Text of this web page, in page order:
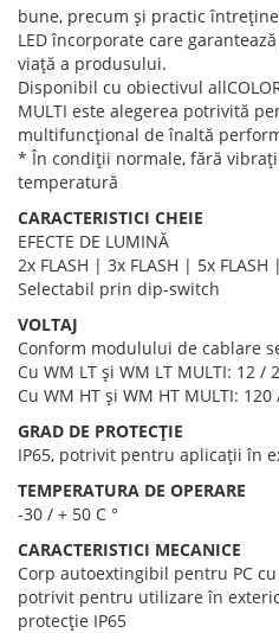
bune, precum și practic
LED încorporate care
viață a produsului.
Disponibil cu obiectivul allCOLOR
MULTI este alegerea potrivită
multifuncțional de înaltă
* În condiții normale, fără
temperatură
CARACTERISTICI CHEIE
EFECTE DE LUMINĂ
2x FLASH | 3x FLASH | 5x FLASH
Selectabil prin dip-switch
VOLTAJ
Conform modulului de cablare
Cu WM LT și WM LT MULTI: 12 /
Cu WM HT și WM HT MULTI: 120
GRAD DE PROTECȚIE
IP65, potrivit pentru aplicații în
TEMPERATURA DE OPERARE
-30 / + 50 C °
CARACTERISTICI MECANICE
Corp autoextingibil pentru PC
potrivit pentru utilizare în
protecție IP65